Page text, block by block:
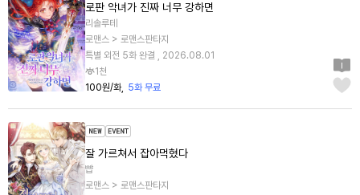
로판 악녀가 진짜 너무 강하면
리솔루테
로맨스 > 로맨스판타지
특별 외전 5화 완결 , 2026.08.01
1천
100원/화
5화 무료
잘 가르쳐서 잡아먹혔다
뺩
로맨스 > 로맨스판타지